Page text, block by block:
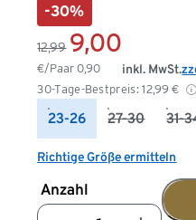
-30%
12,99 9,00
€/Paar0,90
30-Tage-Bestpreis: 12,99 €
inkl. MwSt.
23-26 27-30 31-
Richtige Größe ermitteln
Anzahl